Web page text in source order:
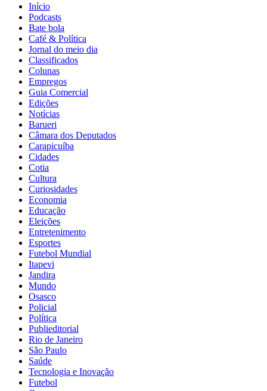
Início
Podcasts
Bate bola
Café & Política
Jornal do meio dia
Classificados
Colunas
Empregos
Guia Comercial
Edições
Notícias
Barueri
Câmara dos Deputados
Carapicuíba
Cidades
Cotia
Cultura
Curiosidades
Economia
Educação
Eleições
Entretenimento
Esportes
Futebol Mundial
Itapevi
Jandira
Mundo
Osasco
Policial
Política
Publieditorial
Rio de Janeiro
São Paulo
Saúde
Tecnologia e Inovação
Futebol